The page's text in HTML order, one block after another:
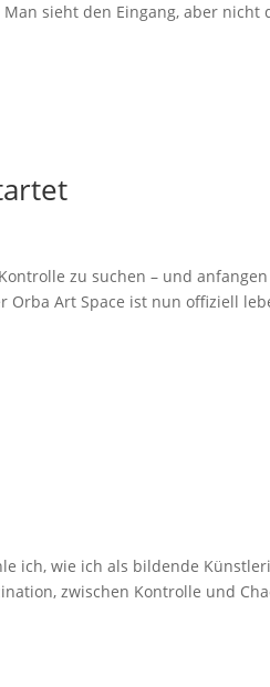
sieht den Eingang, aber nicht
zu suchen – und
Orba Art Space ist nun offiziell
ich, wie ich als bildende
zwischen Kontrolle und